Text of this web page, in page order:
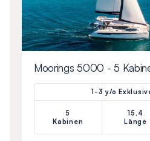
Moorings 5000 - 5
1-3 y/o
5
Kabinen
15,4
Länge